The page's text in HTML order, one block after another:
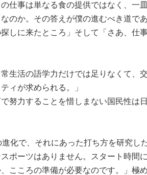
仕事は単なる食の提供ではなく、一
のか。その答えが僕の進むべき道で
に来たところ」そして「さあ、仕
生活の語学力だけでは足りなくて、
ィが求められる。」
力することを惜しまない国民性は
で、それにあった打ち方を研究し
ポーツはありません。スタート時間
こころの準備が必要なのです。」極